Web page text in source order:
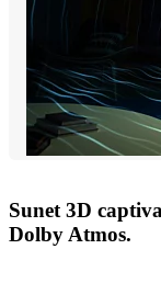
Sunet 3D
Dolby Atmos.